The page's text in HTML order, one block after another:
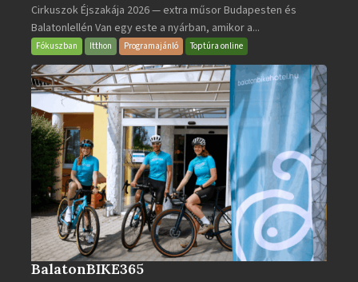
Éjszakája
2026
bejegyzéshez
Cirkuszok Éjszakája 2026 — extra műsor Budapesten és
Balatonlellén Van egy este a nyárban, amikor a...
Fókuszban Itthon Programajánló Toptúra online
BalatonBIKE365